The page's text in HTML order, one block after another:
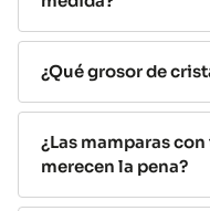
Alta
Fáciles de manejar
Mamparas fijas
¿Qué grosor de
¿Las mamparas
merecen la pena?